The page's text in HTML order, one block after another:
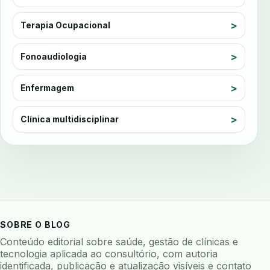
ausculta dentaria autenticacao forte
auto checkin autoclave autoclave logs
automacao automacao clinica
avaliacao de software odontologico
biofeedback biofilme biofilme dental
Terapia Ocupacional
Fonoaudiologia
Enfermagem
Clínica multidisciplinar
SOBRE O BLOG
Conteúdo editorial sobre saúde, gestão de clínicas e
tecnologia aplicada ao consultório, com autoria
identificada, publicação e atualização visíveis e contato